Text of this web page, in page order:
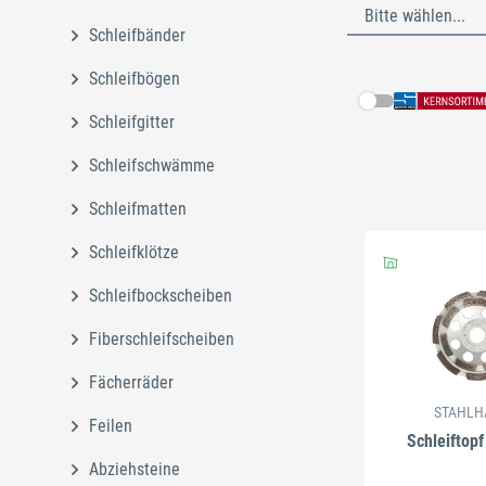
Schleifbänder
Schleifbögen
Schleifgitter
Schleifschwämme
Schleifmatten
Schleifklötze
Schleifbockscheiben
Fiberschleifscheiben
Fächerräder
Feilen
Abziehsteine
Bitte wählen...